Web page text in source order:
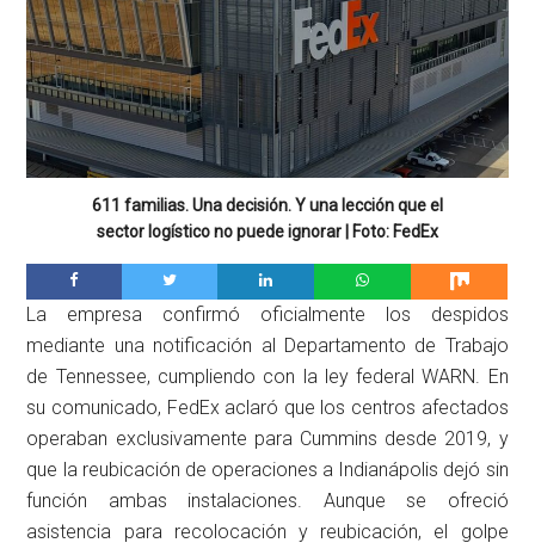
611 familias. Una decisión. Y una lección que el
sector logístico no puede ignorar | Foto: FedEx
La empresa confirmó oficialmente los despidos
mediante una notificación al Departamento de Trabajo
de Tennessee, cumpliendo con la ley federal WARN. En
su comunicado, FedEx aclaró que los centros afectados
operaban exclusivamente para Cummins desde 2019, y
que la reubicación de operaciones a Indianápolis dejó sin
función ambas instalaciones. Aunque se ofreció
asistencia para recolocación y reubicación, el golpe